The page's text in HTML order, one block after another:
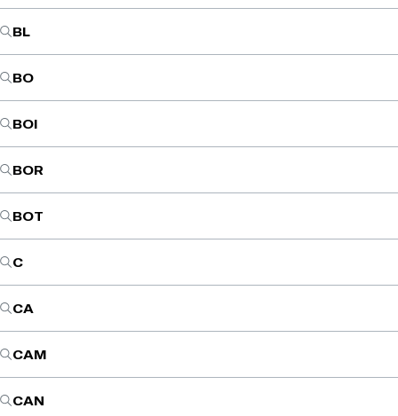
BL
BO
BOI
BOR
BOT
C
CA
CAM
CAN